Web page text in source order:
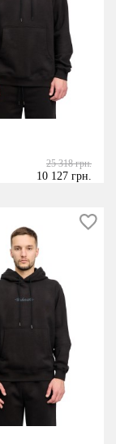
25 318 грн.
10 127 грн.